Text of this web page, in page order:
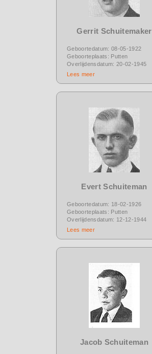
Gerrit Schuitemaker
Geboortedatum: 08-05-1922
Geboorteplaats: Putten
Overlijdensdatum: 20-02-1945
Lees meer
Evert Schuiteman
Geboortedatum: 18-02-1926
Geboorteplaats: Putten
Overlijdensdatum: 12-12-1944
Lees meer
Jacob Schuiteman